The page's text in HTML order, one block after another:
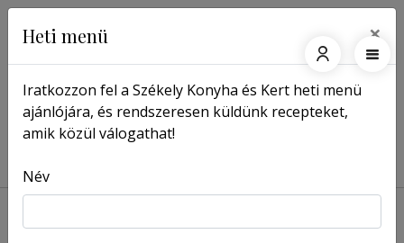
Főoldal Címkék
Heti menü ×
Iratkozzon fel a Székely Konyha és Kert heti menü
ajánlójára, és rendszeresen küldünk recepteket,
amik közül válogathat!
Név